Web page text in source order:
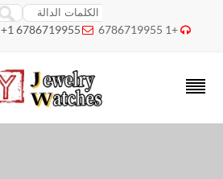
+1 6786719955

 +1 6786719955